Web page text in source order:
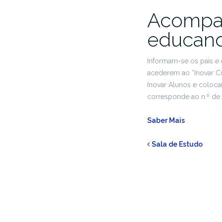
Informam-se os pais e
acederem ao “Inovar
Inovar Alunos e
corresponde ao n.º
Saber Mais
Sala de Estudo